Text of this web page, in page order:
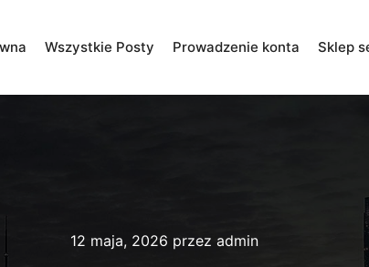
Wszystkie Posty Prowadzenie konta Sklep
12 maja, 2026 przez admin